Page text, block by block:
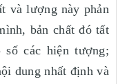
và lượng này phản
bản chất đó tất
các hiện tượng;
dung nhất định và